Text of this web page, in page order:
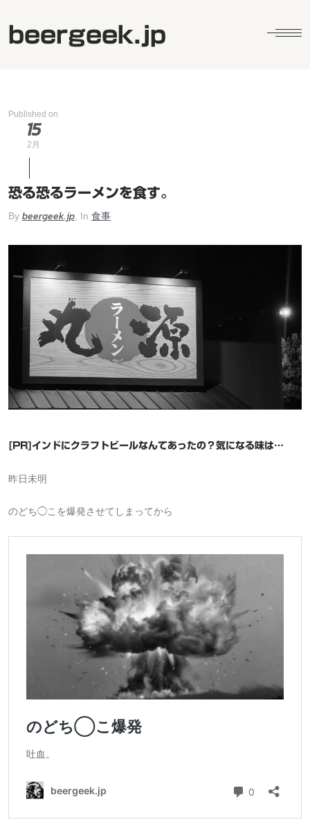
beergeek.jp
Published on
15
2月
恐る恐るラーメンを食す。
By beergeek.jp , In 食事
[PR]インドにクラフトビールなんてあったの？気になる味は…
昨日未明
のどち◯こを爆発させてしまってから